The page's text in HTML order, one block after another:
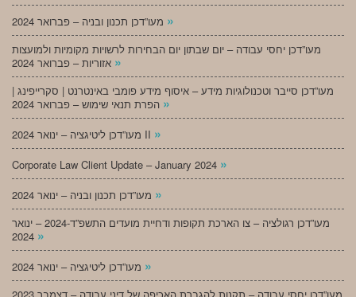
»
מעו”דכן יחסי עבודה – יום שבתון יום הבחירות לרשויות מקומיות ולמועצות
»
מעו”דכן סייבר וטכנולוגיות מידע – איסוף מידע פומבי באינטרנט | סקרייפינג |
»
מעו”דכן ליטיגציה – ינואר 2024 II »
Corporate Law Client Update – January 2024 »
»
מעו”דכן רגולציה – צו הארכת תקופות ודחיית מועדים התשפ”ד-2024 – ינואר
»
»